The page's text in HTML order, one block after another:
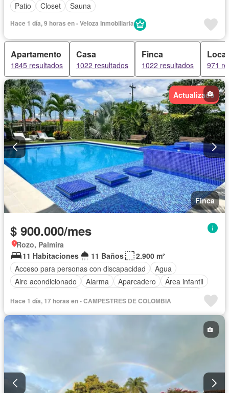
Patio
Closet Sauna
Hace 1 día, 9 horas en - Veloza Inmobiliaria
Apartamento
1845 resultados
Casa
1022 resultados
Finca
1022 resultados
Local
971
Actualizado
Finca
$ 900.000/mes
Rozo, Palmira
11 Habitaciones
11 Baños
2.900 m²
Acceso para personas con discapacidad
Agua
Aire acondicionado
Alarma Aparcadero
Área infantil
Chimenea
Cocina amoblada
Cocina integral
Cuarto de servicio
Gimnasio
Sauna
Permite mascotas
Solo familias
Hace 1 día, 17 horas en - CAMPESTRES DE COLOMBIA